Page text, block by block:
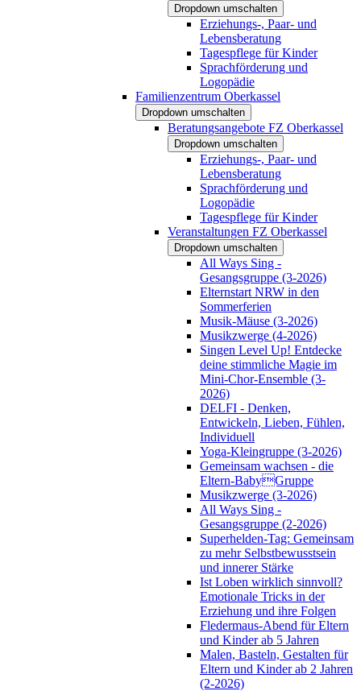
Dropdown umschalten
Erziehungs-, Paar- und
Lebensberatung
Tagespflege für Kinder
Sprachförderung und
Logopädie
Familienzentrum Oberkassel
Dropdown umschalten
Beratungsangebote FZ Oberkassel
Dropdown umschalten
Erziehungs-, Paar- und
Lebensberatung
Sprachförderung und
Logopädie
Tagespflege für Kinder
Veranstaltungen FZ Oberkassel
Dropdown umschalten
All Ways Sing -
Gesangsgruppe (3-2026)
Elternstart NRW in den
Sommerferien
Musik-Mäuse (3-2026)
Musikzwerge (4-2026)
Singen Level Up! Entdecke
deine stimmliche Magie im
Mini-Chor-Ensemble (3-
2026)
DELFI - Denken,
Entwickeln, Lieben, Fühlen,
Individuell
Yoga-Kleingruppe (3-2026)
Gemeinsam wachsen - die
Eltern-BabyGruppe
Musikzwerge (3-2026)
All Ways Sing -
Gesangsgruppe (2-2026)
Superhelden-Tag: Gemeinsam
zu mehr Selbstbewusstsein
und innerer Stärke
Ist Loben wirklich sinnvoll?
Emotionale Tricks in der
Erziehung und ihre Folgen
Fledermaus-Abend für Eltern
und Kinder ab 5 Jahren
Malen, Basteln, Gestalten für
Eltern und Kinder ab 2 Jahren
(2-2026)